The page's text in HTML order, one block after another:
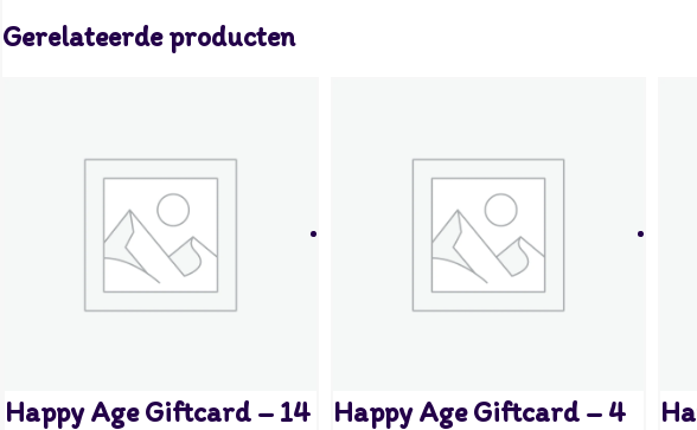
Gerelateerde producten
Happy Age Giftcard – 14
Happy Age Giftcard – 4